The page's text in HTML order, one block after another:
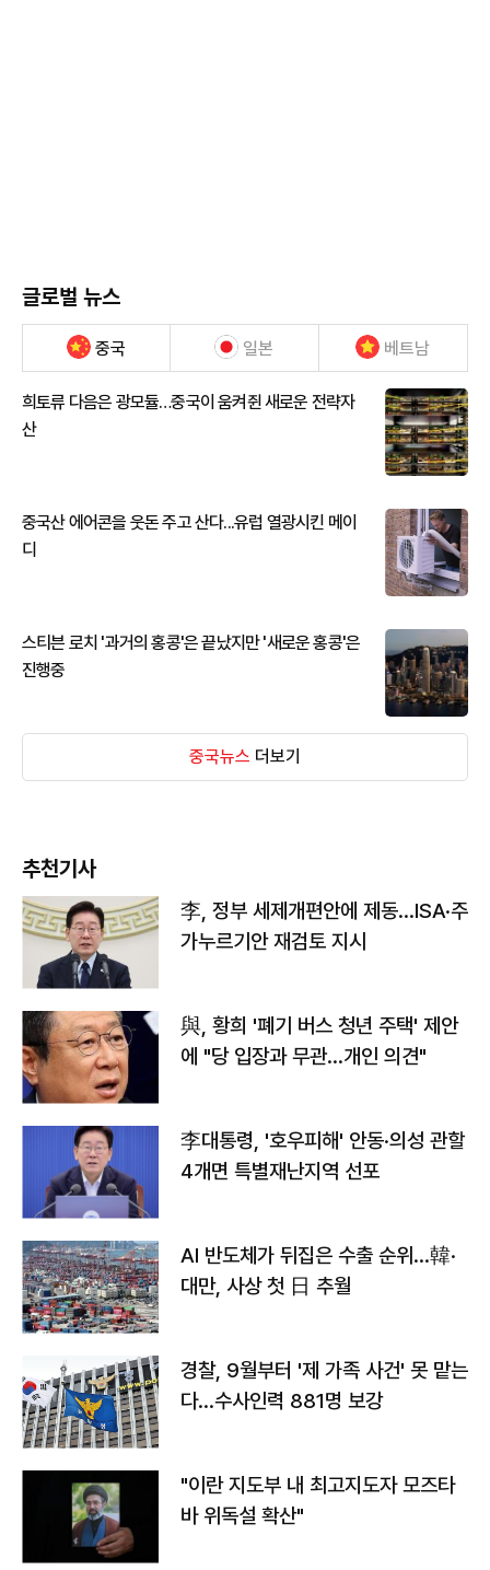
글로벌 뉴스
중국 일본 베트남
희토류 다음은 광모듈…중국이 움켜쥔 새로운 전략자
산
중국산 에어콘을 웃돈 주고 산다...유럽 열광시킨 메이
디
스티븐 로치 '과거의 홍콩'은 끝났지만 '새로운 홍콩'은
진행중
중국뉴스 더보기
추천기사
李, 정부 세제개편안에 제동…ISA·주
가누르기안 재검토 지시
與, 황희 '폐기 버스 청년 주택' 제안
에 "당 입장과 무관…개인 의견"
李대통령, '호우피해' 안동·의성 관할
4개면 특별재난지역 선포
AI 반도체가 뒤집은 수출 순위…韓·
대만, 사상 첫 日 추월
경찰, 9월부터 '제 가족 사건' 못 맡는
다…수사인력 881명 보강
"이란 지도부 내 최고지도자 모즈타
바 위독설 확산"